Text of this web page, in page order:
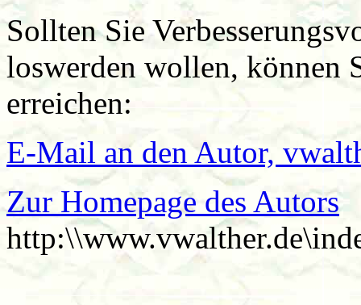
Sollten Sie
loswerden wollen, können
erreichen:
E-Mail an den Autor,
Zur Homepage des Autors